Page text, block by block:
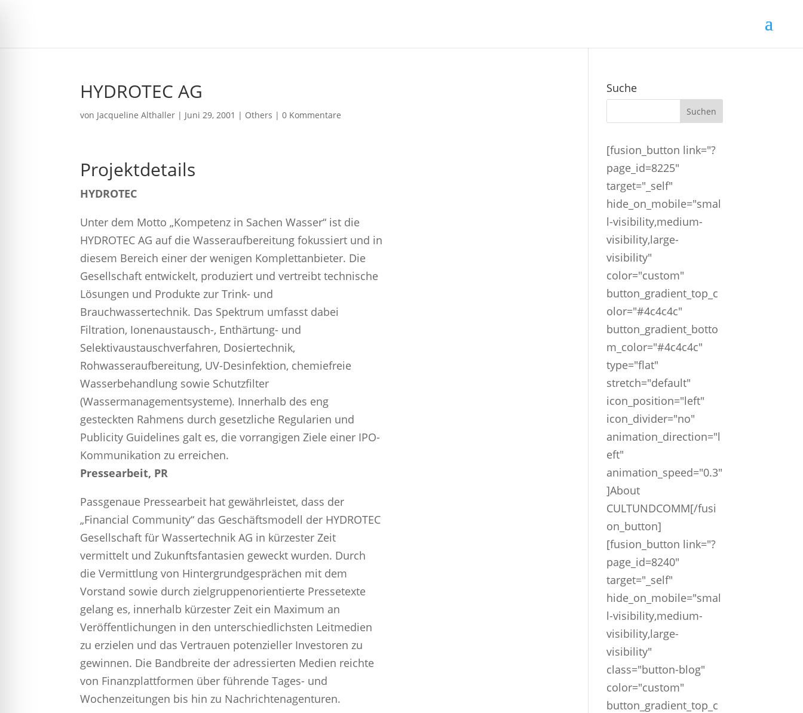
HYDROTEC AG
von Jacqueline Althaller | Juni 29, 2001 | Others |0 Kommentare
Projektdetails
HYDROTEC
Unter dem Motto „Kompetenz in Sachen Wasser“ ist die
HYDROTEC AG auf die Wasseraufbereitung fokussiert und in
diesem Bereich einer der wenigen Komplettanbieter. Die
Gesellschaft entwickelt, produziert und vertreibt technische
Lösungen und Produkte zur Trink- und
Brauchwassertechnik. Das Spektrum umfasst dabei
Filtration, Ionenaustausch-, Enthärtung- und
Selektivaustauschverfahren, Dosiertechnik,
Rohwasseraufbereitung, UV-Desinfektion, chemiefreie
Wasserbehandlung sowie Schutzfilter
(Wassermanagementsysteme). Innerhalb des eng
gesteckten Rahmens durch gesetzliche Regularien und
Publicity Guidelines galt es, die vorrangigen Ziele einer IPO-
Kommunikation zu erreichen.
Pressearbeit, PR
Passgenaue Pressearbeit hat gewährleistet, dass der
„Financial Community“ das Geschäftsmodell der HYDROTEC
Gesellschaft für Wassertechnik AG in kürzester Zeit
vermittelt und Zukunftsfantasien geweckt wurden. Durch
die Vermittlung von Hintergrundgesprächen mit dem
Vorstand sowie durch zielgruppenorientierte Pressetexte
gelang es, innerhalb kürzester Zeit ein Maximum an
Veröffentlichungen in den unterschiedlichsten Leitmedien
zu erzielen und das Vertrauen potenzieller Investoren zu
gewinnen. Die Bandbreite der adressierten Medien reichte
von Finanzplattformen über führende Tages- und
Wochenzeitungen bis hin zu Nachrichtenagenturen.
Suche
[fusion_button link="?
page_id=8225"
target="_self"
hide_on_mobile="smal
l-visibility,medium-
visibility,large-
visibility"
color="custom"
button_gradient_top_c
olor="#4c4c4c"
button_gradient_botto
m_color="#4c4c4c"
type="flat"
stretch="default"
icon_position="left"
icon_divider="no"
animation_direction="l
eft"
animation_speed="0.3"
]About
CULTUNDCOMM[/fusi
on_button]
[fusion_button link="?
page_id=8240"
target="_self"
hide_on_mobile="smal
l-visibility,medium-
visibility,large-
visibility"
class="button-blog"
color="custom"
button_gradient_top_c